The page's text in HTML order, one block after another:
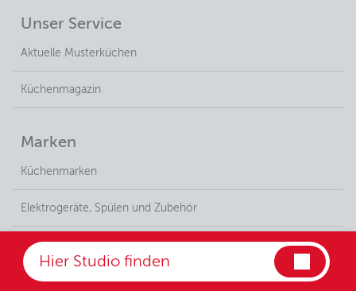
Unser Service
Aktuelle Musterküchen
Küchenmagazin
Marken
Küchenmarken
Elektrogeräte, Spülen und Zubehör
Wohnmöbel